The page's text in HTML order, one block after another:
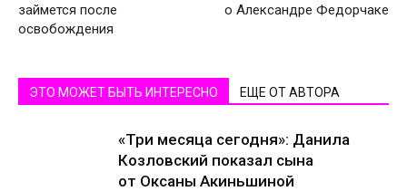
займется после
освобождения
о Александре Федорчаке
ЭТО МОЖЕТ БЫТЬ ИНТЕРЕСНО ЕЩЕ ОТ АВТОРА
«Три месяца сегодня»: Данила
Козловский показал сына
от Оксаны Акиньшиной